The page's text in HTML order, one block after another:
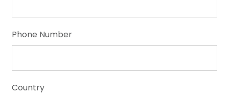
Phone Number
Country